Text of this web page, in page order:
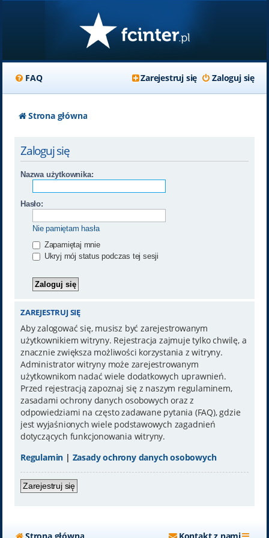
FAQ Zaloguj się
Zarejestruj się
Strona główna
Zaloguj się
Nazwa użytkownika:
Hasło:
Nie pamiętam hasła
Zapamiętaj mnie
Ukryj mój status podczas tej sesji
ZAREJESTRUJ SIĘ
Aby zalogować się, musisz być zarejestrowanym
użytkownikiem witryny. Rejestracja zajmuje tylko chwilę, a
znacznie zwiększa możliwości korzystania z witryny.
Administrator witryny może zarejestrowanym
użytkownikom nadać wiele dodatkowych uprawnień.
Przed rejestracją zapoznaj się z naszym regulaminem,
zasadami ochrony danych osobowych oraz z
odpowiedziami na często zadawane pytania (FAQ), gdzie
jest wyjaśnionych wiele podstawowych zagadnień
dotyczących funkcjonowania witryny.
Regulamin | Zasady ochrony danych osobowych
Zarejestruj się
Strona główna Kontakt z nami